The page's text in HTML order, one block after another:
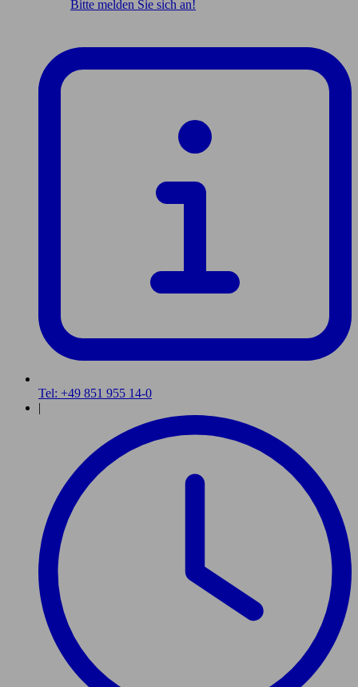
Bitte melden Sie sich an!
Tel: +49 851 955 14-0
|